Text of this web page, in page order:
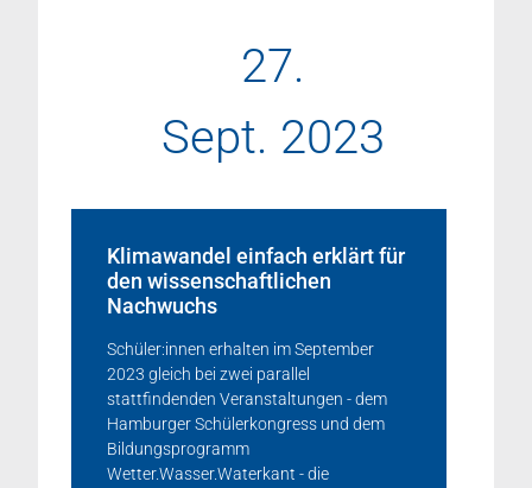
27.
Sept. 2023
Klimawandel einfach erklärt für
den wissenschaftlichen
Nachwuchs
Schüler:innen erhalten im September
2023 gleich bei zwei parallel
stattfindenden Veranstaltungen - dem
Hamburger Schülerkongress und dem
Bildungsprogramm
Wetter.Wasser.Waterkant - die